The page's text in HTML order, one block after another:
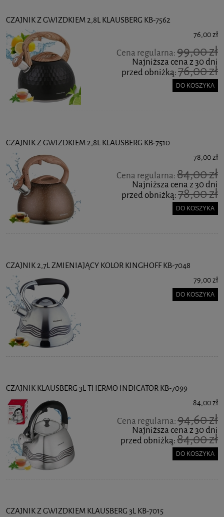
CZAJNIK Z GWIZDKIEM 2,8L KLAUSBERG KB-7562
76,00 zł
Cena regularna:99,00 zł
Najniższa cena z 30 dni
przed obniżką:76,00 zł
DO KOSZYKA
CZAJNIK Z GWIZDKIEM 2,8L KLAUSBERG KB-7510
78,00 zł
Cena regularna:84,00 zł
Najniższa cena z 30 dni
przed obniżką:78,00 zł
DO KOSZYKA
CZAJNIK 2,7L ZMIENIAJĄCY KOLOR KINGHOFF KB-7048
79,00 zł
DO KOSZYKA
CZAJNIK KLAUSBERG 3L THERMO INDICATOR KB-7099
84,00 zł
Cena regularna:94,60 zł
Najniższa cena z 30 dni
przed obniżką:84,00 zł
DO KOSZYKA
CZAJNIK Z GWIZDKIEM KLAUSBERG 3L KB-7015